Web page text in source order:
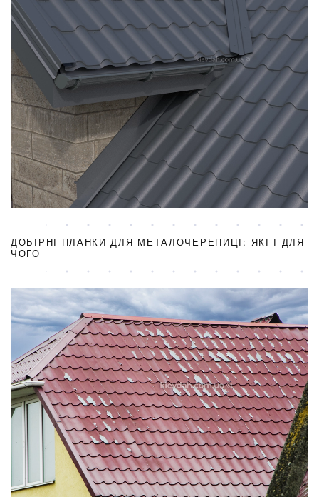
ДОБІРНІ ПЛАНКИ ДЛЯ МЕТАЛОЧЕРЕПИЦІ: ЯКІ І ДЛЯ
ЧОГО